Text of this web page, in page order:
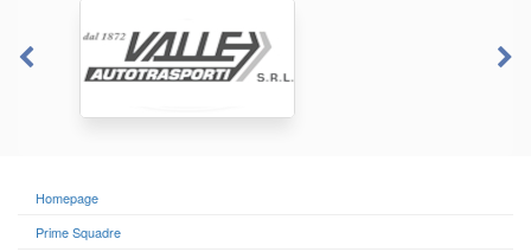
Homepage
Prime Squadre